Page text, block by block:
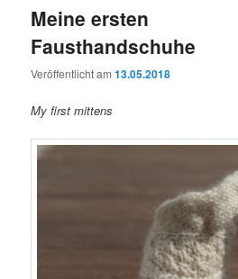
Meine ersten
Fausthandschuhe
Veröffentlicht am13.05.2018
My first mittens